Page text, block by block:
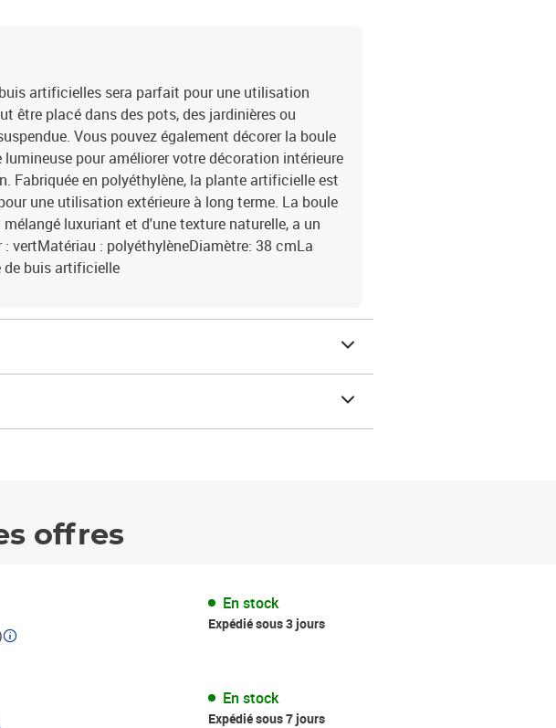
artificielles sera parfait pour une utilisation
être placé dans des pots, des jardinières ou
Vous pouvez également décorer la boule
pour améliorer votre décoration intérieure
Fabriquée en polyéthylène, la plante artificielle est
une utilisation extérieure à long terme. La boule
luxuriant et d'une texture naturelle, a un
vertMatériau : polyéthylèneDiamètre: 38 cmLa
buis artificielle
offres
En stock
Expédié sous 3 jours
En stock
Expédié sous 7 jours